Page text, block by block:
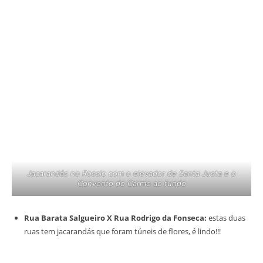
Jacarandás no Rossio com o elevador de Santa Justa e o
Convento do Carmo ao fundo
Rua Barata Salgueiro X Rua Rodrigo da Fonseca: estas duas
ruas tem jacarandás que foram túneis de flores, é lindo!!!